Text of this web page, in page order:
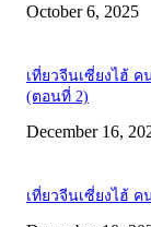
October 6, 2025
เที่ยวจีนเซี่ยงไฮ้ คน
(ตอนที่ 2)
December 16,
เที่ยวจีนเซี่ยงไฮ้ ค